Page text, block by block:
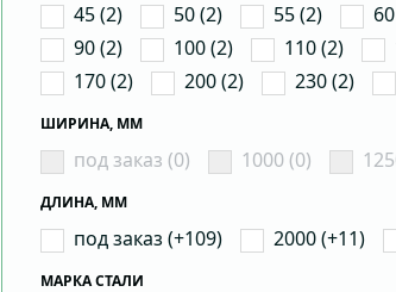
45 (2)
50 (2) 55 (2)
90 (2)
100 (2) 110 (2)
170 (2)
200 (2) 230 (2)
ШИРИНА, ММ
под заказ (0) 1000 (0)
ДЛИНА, ММ
под заказ (+109) 2000 (+11)
МАРКА СТАЛИ